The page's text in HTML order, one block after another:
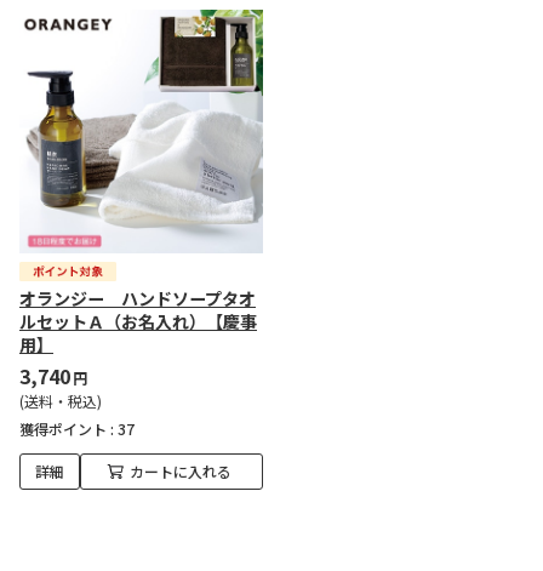
オランジー ハンドソープタオ
ルセットＡ（お名入れ）【慶事
用】
3,740円
(送料・税込)
獲得ポイント : 37
詳細 カートに入れる